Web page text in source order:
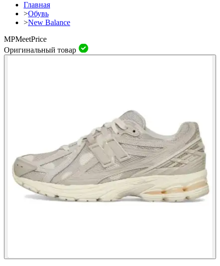
Главная
>Обувь
>New Balance
MPMeetPrice
Оригинальный товар